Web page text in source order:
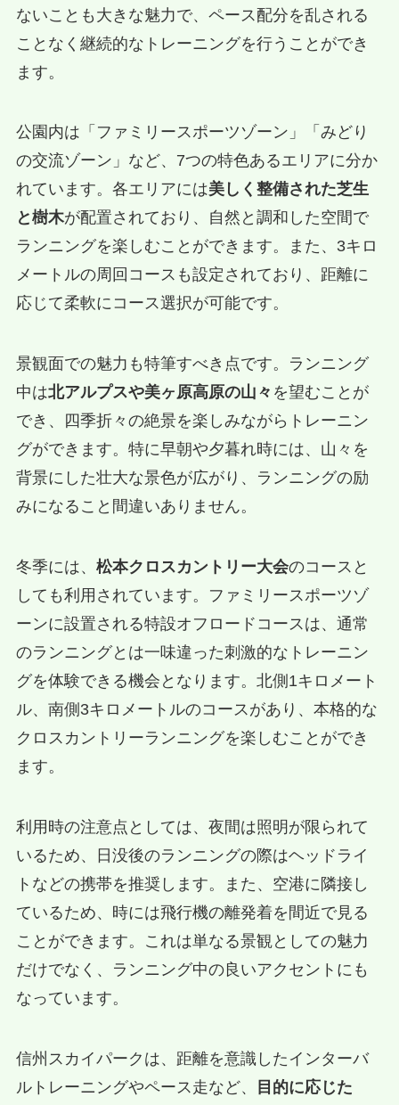
ないことも大きな魅力で、ペース配分を乱される
ことなく継続的なトレーニングを行うことができ
ます。
公園内は「ファミリースポーツゾーン」「みどり
の交流ゾーン」など、7つの特色あるエリアに分か
れています。各エリアには美しく整備された芝生
と樹木が配置されており、自然と調和した空間で
ランニングを楽しむことができます。また、3キロ
メートルの周回コースも設定されており、距離に
応じて柔軟にコース選択が可能です。
景観面での魅力も特筆すべき点です。ランニング
中は北アルプスや美ヶ原高原の山々 を望むことが
でき、四季折々の絶景を楽しみながらトレーニン
グができます。特に早朝や夕暮れ時には、山々を
背景にした壮大な景色が広がり、ランニングの励
みになること間違いありません。
冬季には、 松本クロスカントリー大会のコースと
しても利用されています。ファミリースポーツゾ
ーンに設置される特設オフロードコースは、通常
のランニングとは一味違った刺激的なトレーニン
グを体験できる機会となります。北側1キロメート
ル、南側3キロメートルのコースがあり、本格的な
クロスカントリーランニングを楽しむことができ
ます。
利用時の注意点としては、夜間は照明が限られて
いるため、日没後のランニングの際はヘッドライ
トなどの携帯を推奨します。また、空港に隣接し
ているため、時には飛行機の離発着を間近で見る
ことができます。これは単なる景観としての魅力
だけでなく、ランニング中の良いアクセントにも
なっています。
信州スカイパークは、距離を意識したインターバ
ルトレーニングやペース走など、
目的に応じた